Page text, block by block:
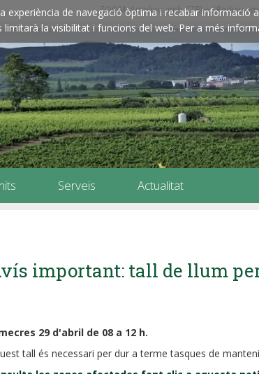
de navegació òptima i recabar
la visibilitat i funcions del web. Per a més
ZOOM: Amplieu amb CTRL+ / Reduïu
Serveis Actualitat
important: tall de llum
29 d'abril de 08 a 12 h.
tall és necessari per dur a terme tasques de